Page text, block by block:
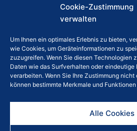
Cookie-Zustimmung
verwalten
Um Ihnen ein optimales Erlebnis zu bieten,
wie Cookies, um Geräteinformationen zu
zuzugreifen. Wenn Sie diesen Technologien
Daten wie das Surfverhalten oder eindeutige
verarbeiten. Wenn Sie Ihre Zustimmung
können bestimmte Merkmale und
Alle Cookies
E- Mail:info@spline-
(0) 7147 / 2767750 | Fax:
© 2026 Spline-Konstruktionen GmbH,
Sachsenheim
Impressum |